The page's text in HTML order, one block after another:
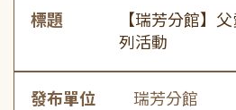
標題
【瑞芳分館】
列活動
發布單位 瑞芳分館